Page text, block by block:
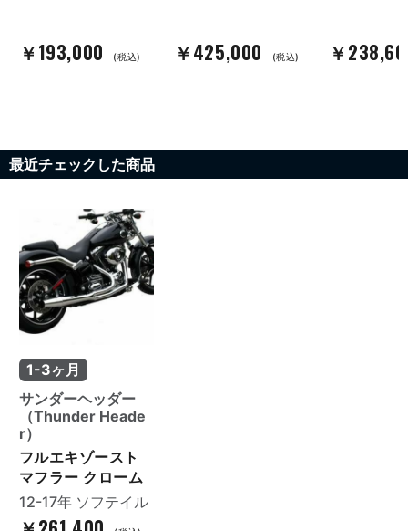
￥193,000 (税込) ￥425,000 (税込) ￥
最近チェックした商品
1-3ヶ月
サンダーヘッダー
（Thunder Heade
r）
フルエキゾースト
マフラー クローム
12-17年 ソフテイル